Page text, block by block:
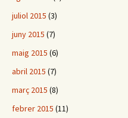
juliol 2015 (3)
juny 2015 (7)
maig 2015 (6)
abril 2015 (7)
març 2015 (8)
febrer 2015 (11)